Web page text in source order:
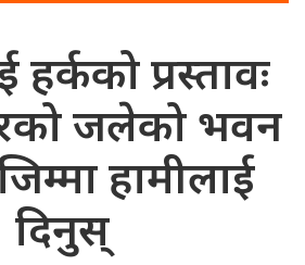
प्रस्तावः
जलेको भवन
हामीलाई
दिनुस्